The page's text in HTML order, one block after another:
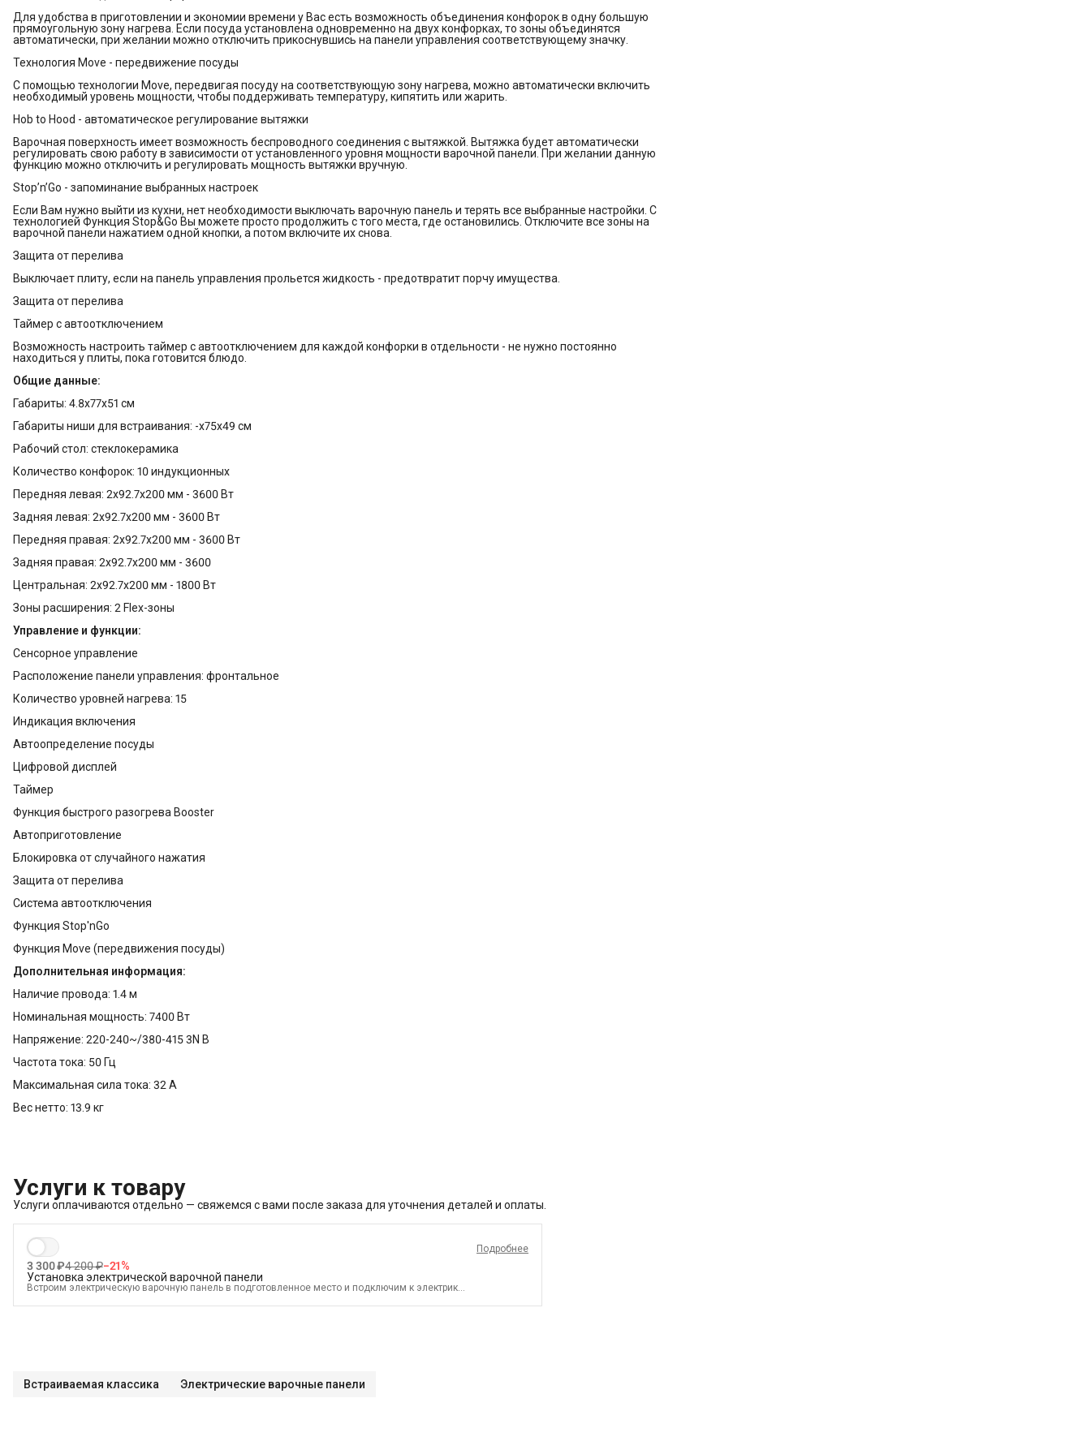
жидкость - предотвратит порчу имущества.
Защита от перелива
Таймер с автоотключением
Возможность настроить таймер с автоотключением для каждой
Габариты: 4.8x77x51 см
Габариты ниши для встраивания: -x75x49 см
Передняя левая: 2x92.7x200 мм - 3600 Вт
Задняя левая: 2x92.7x200 мм - 3600 Вт
Передняя правая: 2x92.7x200 мм - 3600 Вт
Задняя правая: 2x92.7x200 мм - 3600
Сенсорное управление
Расположение панели управления: фронтальное
Таймер
Функция Stop'nGo
Для удобства в приготовлении и экономии времени у Вас есть возможность объединения конфорок в одну большую
прямоугольную зону нагрева. Если посуда установлена одновременно на двух конфорках, то зоны объединятся
автоматически, при желании можно отключить прикоснувшись на панели управления соответствующему значку.
Технология Move - передвижение посуды
С помощью технологии Move, передвигая посуду на соответствующую зону нагрева, можно автоматически включить
необходимый уровень мощности, чтобы поддерживать температуру, кипятить или жарить.
Hob to Hood - автоматическое регулирование вытяжки
Варочная поверхность имеет возможность беспроводного соединения с вытяжкой. Вытяжка будет автоматически
регулировать свою работу в зависимости от установленного уровня мощности варочной панели. При желании данную
функцию можно отключить и регулировать мощность вытяжки вручную.
Stop’n’Go - запоминание выбранных настроек
Если Вам нужно выйти из кухни, нет необходимости выключать варочную панель и терять все выбранные настройки. С
технологией Функция Stop&Go Вы можете просто продолжить с того места, где остановились. Отключите все зоны на
варочной панели нажатием одной кнопки, а потом включите их снова.
Защита от перелива
Выключает плиту, если на панель управления прольется жидкость - предотвратит порчу имущества.
Защита от перелива
Таймер с автоотключением
Возможность настроить таймер с автоотключением для каждой конфорки в отдельности - не нужно постоянно
находиться у плиты, пока готовится блюдо.
Общие данные:
Габариты: 4.8x77x51 см
Габариты ниши для встраивания: -x75x49 см
Рабочий стол: стеклокерамика
Количество конфорок: 10 индукционных
Передняя левая: 2x92.7x200 мм - 3600 Вт
Задняя левая: 2x92.7x200 мм - 3600 Вт
Передняя правая: 2x92.7x200 мм - 3600 Вт
Задняя правая: 2x92.7x200 мм - 3600
Центральная: 2x92.7x200 мм - 1800 Вт
Зоны расширения: 2 Flex-зоны
Управление и функции:
Сенсорное управление
Расположение панели управления: фронтальное
Количество уровней нагрева: 15
Индикация включения
Автоопределение посуды
Цифровой дисплей
Таймер
Функция быстрого разогрева Booster
Автоприготовление
Блокировка от случайного нажатия
Защита от перелива
Система автоотключения
Функция Stop'nGo
Функция Move (передвижения посуды)
Дополнительная информация:
Наличие провода: 1.4 м
Номинальная мощность: 7400 Вт
Напряжение: 220-240~/380-415 3N В
Частота тока: 50 Гц
Максимальная сила тока: 32 А
Вес нетто: 13.9 кг
Услуги к товару
Услуги оплачиваются отдельно — свяжемся с вами после заказа для уточнения деталей и оплаты.
Подробнее
3 300 ₽4 200 ₽−21%
Установка электрической варочной панели
Встроим электрическую варочную панель в подготовленное место и подключим к электрике.
Встраивание техники в мебель (без доработки)
Подключение уже имеющегося силового кабеля с вилкой
Встраиваемая классика Электрические варочные панели